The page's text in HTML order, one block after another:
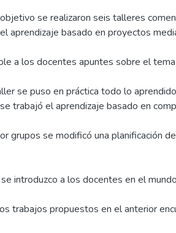
se realizaron seis talleres
aprendizaje basado en proyectos
a los docentes apuntes sobre el
se puso en práctica todo lo
trabajó el aprendizaje basado en
grupos se modificó una planificación
introduzco a los docentes en el
trabajos propuestos en el anterior